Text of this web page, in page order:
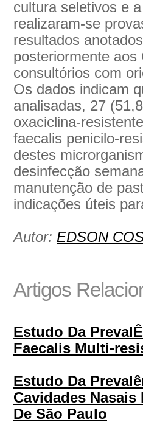
cultura seletivos e
realizaram-se
resultados
posteriormente aos
consultórios com
Os dados indicam
analisadas, 27
oxaciclina-
faecalis penicilo-
destes
desinfecção
manutenção de
indicações úteis
Autor: EDSON
Artigos
Estudo Da
Faecalis Multi-
Estudo Da
Cavidades Nasais
De São Paulo